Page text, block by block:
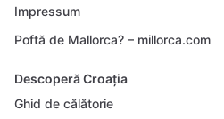
Impressum
Poftă de Mallorca? – millorca.com
Descoperă Croația
Ghid de călătorie